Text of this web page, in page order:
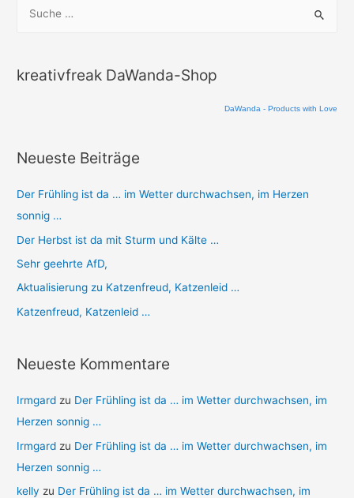
h
a
h
:
kreativfreak DaWanda-Shop
DaWanda - Products with Love
Neueste Beiträge
Der Frühling ist da … im Wetter durchwachsen, im Herzen
sonnig …
Der Herbst ist da mit Sturm und Kälte …
Sehr geehrte AfD,
Aktualisierung zu Katzenfreud, Katzenleid …
Katzenfreud, Katzenleid …
Neueste Kommentare
Irmgard zu Der Frühling ist da … im Wetter durchwachsen, im
Herzen sonnig …
Irmgard zu Der Frühling ist da … im Wetter durchwachsen, im
Herzen sonnig …
kelly zu Der Frühling ist da … im Wetter durchwachsen, im